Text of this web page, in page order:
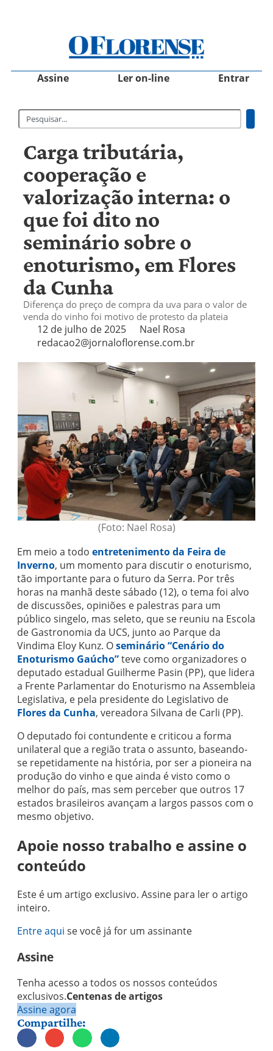
Assine Ler on-line Entrar
Carga tributária,
cooperação e
valorização interna: o
que foi dito no
seminário sobre o
enoturismo, em Flores
da Cunha
Diferença do preço de compra da uva para o valor de
venda do vinho foi motivo de protesto da plateia
12 de julho de 2025
Nael Rosa
redacao2@jornaloflorense.com.br
(Foto: Nael Rosa)
Em meio a todo entretenimento da Feira de
Inverno, um momento para discutir o enoturismo,
tão importante para o futuro da Serra. Por três
horas na manhã deste sábado (12), o tema foi alvo
de discussões, opiniões e palestras para um
público singelo, mas seleto, que se reuniu na Escola
de Gastronomia da UCS, junto ao Parque da
Vindima Eloy Kunz. Oseminário “Cenário do
Enoturismo Gaúcho”teve como organizadores o
deputado estadual Guilherme Pasin (PP), que lidera
a Frente Parlamentar do Enoturismo na Assembleia
Legislativa, e pela presidente do Legislativo de
Flores da Cunha, vereadora Silvana de Carli (PP).
O deputado foi contundente e criticou a forma
unilateral que a região trata o assunto, baseando-
se repetidamente na história, por ser a pioneira na
produção do vinho e que ainda é visto como o
melhor do país, mas sem perceber que outros 17
estados brasileiros avançam a largos passos com o
mesmo objetivo.
Apoie nosso trabalho e assine o
conteúdo
Este é um artigo exclusivo. Assine para ler o artigo
inteiro.
Entre aqui se você já for um assinante
Assine
Tenha acesso a todos os nossos conteúdos
exclusivos.Centenas de artigos
Assine agora
Compartilhe: